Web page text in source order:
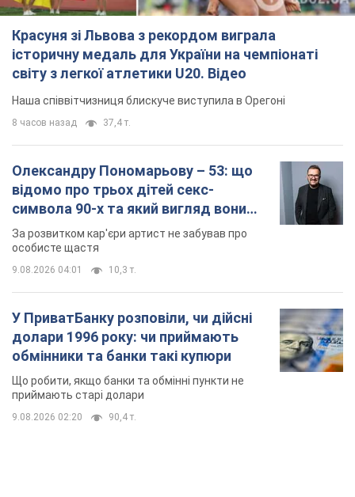
Красуня зі Львова з рекордом виграла
історичну медаль для України на чемпіонаті
світу з легкої атлетики U20. Відео
Наша співвітчизниця блискуче виступила в Орегоні
8 часов назад 37,4 т.
Олександру Пономарьову – 53: що
відомо про трьох дітей секс-
символа 90-х та який вигляд вони
мають
За розвитком кар'єри артист не забував про
особисте щастя
9.08.2026 04:01 10,3 т.
У ПриватБанку розповіли, чи дійсні
долари 1996 року: чи приймають
обмінники та банки такі купюри
Що робити, якщо банки та обмінні пункти не
приймають старі долари
9.08.2026 02:20 90,4 т.